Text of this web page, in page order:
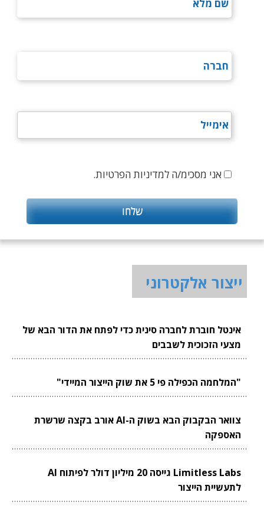
אני מסכימ/ה למדיניות הפרטיות.
ייצור אלקטרוני
אינטל חוברת לחברה סינית כדי לפתח את הדור הבא של
מצעי הזכוכית לשבבים
"המלחמה הכפילה פי 5 את שוק הייצור המיידי"
צוואר הבקבוק הבא בשוק ה-AI אורב בקצה שרשרת
האספקה
Limitless Labs גייסה 20 מיליון דולר לפיתוח AI
לתעשיית הייצור